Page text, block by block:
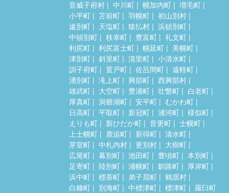
音威子府村
中川町 幌加内町
増毛町
小平町
苫前町 羽幌町
初山別村
遠別町
天塩町 猿払村
浜頓別町
中頓別町
枝幸町 豊富町
礼文町
利尻町
利尻富士町 幌延町
美幌町
津別町
斜里町 清里町
小清水町
訓子府町
置戸町 佐呂間町
遠軽町
湧別町
滝上町 興部町
西興部村
雄武町
大空町 豊浦町 壮瞥町
白老町
厚真町
洞爺湖町 安平町
むかわ町
日高町
平取町 新冠町 浦河町
様似町
えりも町
新ひだか町 音更町
士幌町
上士幌町
鹿追町 新得町
清水町
芽室町
中札内村 更別村
大樹町
広尾町
幕別町 池田町 豊頃町
本別町
足寄町
陸別町 浦幌町 釧路町
厚岸町
浜中町
標茶町 弟子屈町
鶴居村
白糠町
別海町 中標津町 標津町 羅臼町